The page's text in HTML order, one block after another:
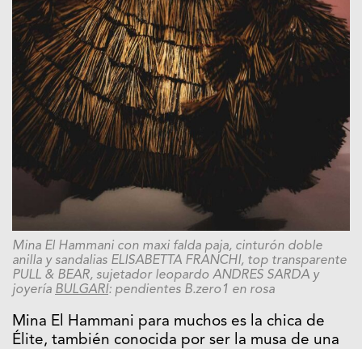
Mina El Hammani con maxi falda paja, cinturón doble
anilla y sandalias ELISABETTA FRANCHI, top transparente
PULL & BEAR, sujetador leopardo ANDRES SARDA y
joyería BULGARI: pendientes B.zero1 en rosa
Mina El Hammani para muchos es la chica de
Élite, también conocida por ser la musa de una